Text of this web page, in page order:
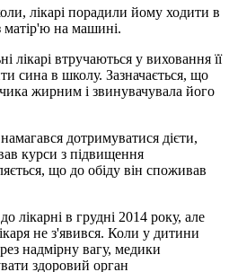
лікарі порадили йому ходити в
матір'ю на машині.
лікарі втручаються у виховання її
сина в школу. Зазначається, що
жирним і звинувачувала його
дотримуватися дієти,
курси з підвищення
що до обіду він споживав
лікарні в грудні 2014 року, але
не з'явився. Коли у дитини
надмірну вагу, медики
здоровий орган